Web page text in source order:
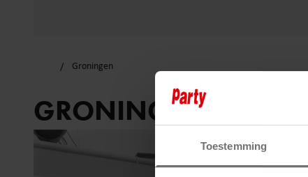
Toestemming
Groningen
GRONINGEN